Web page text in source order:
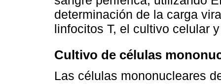
determinación de la carga
linfocitos T, el cultivo celular
Cultivo de células
Las células mononucleares